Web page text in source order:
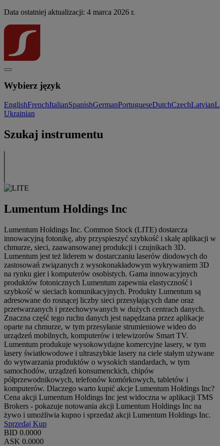
Data ostatniej aktualizacji: 4 marca 2026 r.
Wybierz język
EnglishFrenchItalianSpanishGermanPortugueseDutchCzechLatvian
Ukrainian
Szukaj instrumentu
Lumentum Holdings Inc
Lumentum Holdings Inc. Common Stock (LITE) dostarcza
innowacyjną fotonikę, aby przyspieszyć szybkość i skalę aplikacji w
chmurze, sieci, zaawansowanej produkcji i czujnikach 3D.
Lumentum jest też liderem w dostarczaniu laserów diodowych do
zastosowań związanych z wysokonakładowym wykrywaniem 3D
na rynku gier i komputerów osobistych. Gama innowacyjnych
produktów fotonicznych Lumentum zapewnia elastyczność i
szybkość w sieciach komunikacyjnych. Produkty Lumentum są
adresowane do rosnącej liczby sieci przesyłających dane oraz
przetwarzanych i przechowywanych w dużych centrach danych.
Znaczna część tego ruchu danych jest napędzana przez aplikacje
oparte na chmurze, w tym przesyłanie strumieniowe wideo do
urządzeń mobilnych, komputerów i telewizorów Smart TV.
Lumentum produkuje wysokowydajne komercyjne lasery, w tym
lasery światłowodowe i ultraszybkie lasery na ciele stałym używane
do wytwarzania produktów o wysokich standardach, w tym
samochodów, urządzeń konsumenckich, chipów
półprzewodnikowych, telefonów komórkowych, tabletów i
komputerów. Dlaczego warto kupić akcje Lumentum Holdings Inc?
Cena akcji Lumentum Holdings Inc jest widoczna w aplikacji TMS
Brokers - pokazuje notowania akcji Lumentum Holdings Inc na
żywo i umożliwia kupno i sprzedaż akcji Lumentum Holdings Inc.
Sprzedaj Kup
BID 0.0000
ASK 0.0000